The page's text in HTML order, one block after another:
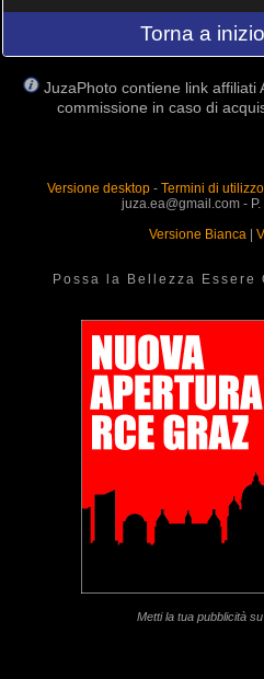
Torna a
JuzaPhoto contiene link affiliati
commissione in caso di
Versione desktop- Termini di
juza.ea@gmail.com -
Versione Bianca |
Possa la Bellezza Essere
Metti la tua pubblicità